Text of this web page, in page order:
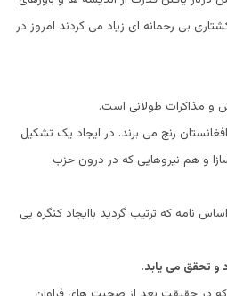
بی رحمانه ای زیاد می کردند امروز در
و مذاکرات طولانی است.
رنج می برند. در ایجاد یک تشکیل
و هم نیروهایی که در درون حزب
و حزب سیاسی در عقرب 1386 با برنامه و اساس نامه که ترتیب گردید باایجاد کنگره یی
و تحقق می یابد.